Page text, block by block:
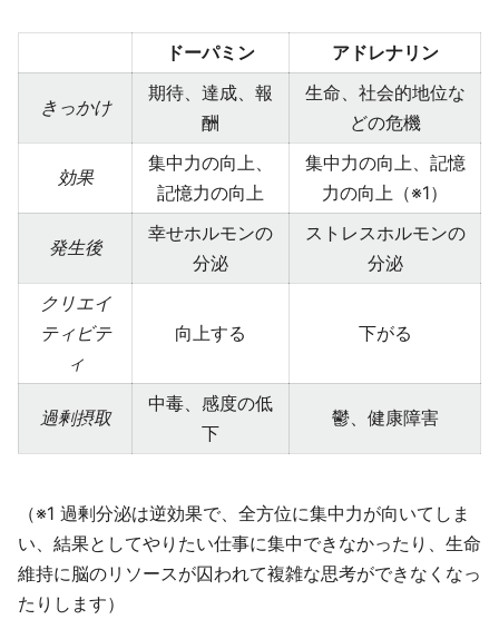
ドーパミン アドレナリン
きっかけ
期待、達成、報
酬
生命、社会的地位な
どの危機
効果
集中力の向上、
記憶力の向上
集中力の向上、記憶
力の向上（※1）
発生後
幸せホルモンの
分泌
ストレスホルモンの
分泌
クリエイ
ティビテ
ィ
向上する 下がる
過剰摂取
中毒、感度の低
下
鬱、健康障害
（※1 過剰分泌は逆効果で、全方位に集中力が向いてしま
い、結果としてやりたい仕事に集中できなかったり、生命
維持に脳のリソースが囚われて複雑な思考ができなくなっ
たりします）